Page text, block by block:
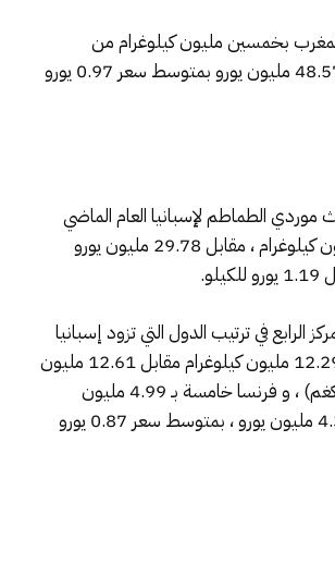
المغرب بخمسين مليون كيلوغرام من
الطماطم ، بكلفة 48.57 مليون يورو بمتوسط ​​سعر 0.97 يورو
موردي الطماطم لإسبانيا العام الماضي
بقيمة 25.07 مليون كيلوغرام ، مقابل 29.78 مليون يورو
الرابع في ترتيب الدول التي تزود إسبانيا
بالطماطم بحجم 12.29 مليون كيلوغرام مقابل 12.61 مليون
يورو (1.02 يورو / كغم) ، و فرنسا خامسة بـ 4.99 مليون
كيلوغرام مقابل 4.35 مليون يورو ، بمتوسط ​​سعر 0.87 يورو